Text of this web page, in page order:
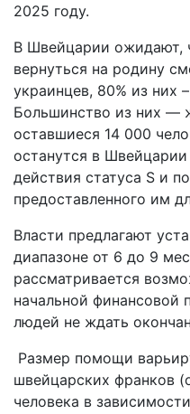
2025 году.
В Швейцарии ожидают,
вернуться на родину
украинцев, 80% из них
Большинство из них —
оставшиеся 14 000
останутся в
действия статуса S и
предоставленного им
Власти предлагают
диапазоне от 6 до 9
рассматривается
начальной
людей не ждать
Размер помощи
швейцарских франков
человека в